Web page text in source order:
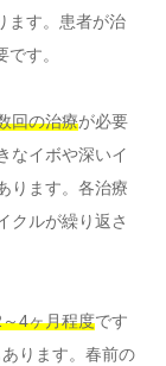
ます。患者が治
す。
回の治療が必要
なイボや深いイ
ります。各治療
クルが繰り返さ
4ヶ月程度です
ります。春前の